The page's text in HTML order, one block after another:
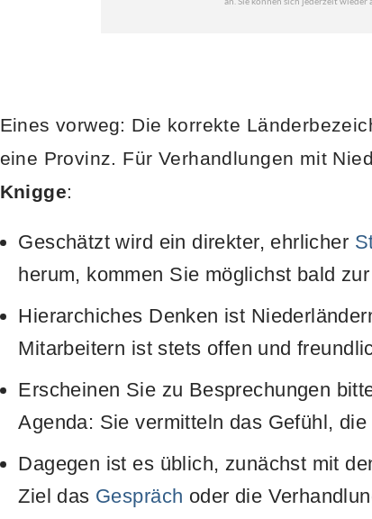
Eines vorweg: Die korrekte
eine Provinz. Für Verhandlungen mit
Knigge:
Geschätzt wird ein direkter, ehrlicher
herum, kommen Sie möglichst bald
Hierarchiches Denken ist
Mitarbeitern ist stets offen und
Erscheinen Sie zu Besprechungen
Agenda: Sie vermitteln das Gefühl,
Dagegen ist es üblich, zunächst mit
Ziel das Gespräch oder die